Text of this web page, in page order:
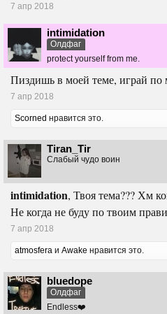
7 апр 2018
intimidation
Олдфаг
protect yourself from me.
Пиздишь в моей теме, играй
7 апр 2018
Scorned нравится это.
Tiran_Tir
Слабый чудо воин
intimidation, Твоя тема??? Хм
Не когда не буду по твоим
7 апр 2018
atmosfera и Awake нравится это.
bluedope
Олдфаг
Endless❤️